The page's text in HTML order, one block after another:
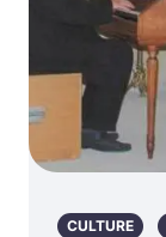
CULTURE